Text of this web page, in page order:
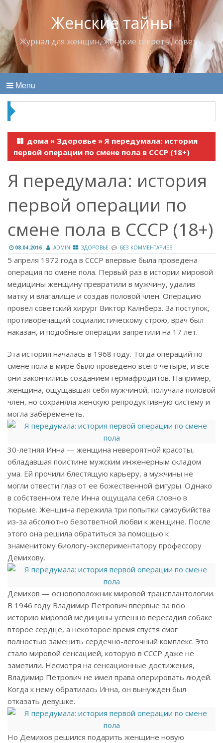
Женские тайны
Журнал для женщин, женские секреты, советы
Menu
дома » Здоровье » Я передумала: история
первой операции по смене пола в СССР (18+)
Я передумала: история
первой операции по
смене пола в СССР (18+)
08.04.2016 ADMIN ЗДОРОВЬЕ БЕЗ КОММЕНТАРИЕВ
5 апреля 1972 года в СССР впервые была проведена
операция по смене пола. Первый раз в истории мировой
медицины женщину превратили в мужчину, удалив
матку и влагалище и создав половой член. Операцию
провел советский хирург Виктор Калнберз. За поступок,
противоречащий социалистическому строю, врач был
наказан, и подобные операции запретили на 17 лет.
Эта история началась в 1968 году. Тогда операций по
смене пола в мире было проведено всего четыре, и все
они закончились созданием гермафродитов. Например,
женщина, ощущавшая себя мужчиной, получала половой
член, но сохраняла женскую репродуктивную систему и
могла забеременеть.
30-летняя Инна — женщина невероятной красоты,
обладавшая поистине мужским инженерным складом
ума. Ей прочили блестящую карьеру, а мужчины не
могли отвести глаз от ее божественной фигуры. Однако
в собственном теле Инна ощущала себя словно в
тюрьме. Женщина пережила три попытки самоубийства
из-за абсолютно безответной любви к женщине. После
этого она решила обратиться за помощью к
знаменитому биологу-экспериментатору профессору
Демихову.
Демихов — основоположник мировой трансплантологии.
В 1946 году Владимир Петрович впервые за всю
историю мировой медицины успешно пересадил собаке
второе сердце, а некоторое время спустя смог
полностью заменить сердечно-легочный комплекс. Это
стало мировой сенсацией, которую в СССР даже не
заметили. Несмотря на сенсационные достижения,
Владимир Петрович не имел права оперировать людей.
Когда к нему обратилась Инна, он вынужден был
отказать девушке.
Но Демихов решился подарить женщине новую